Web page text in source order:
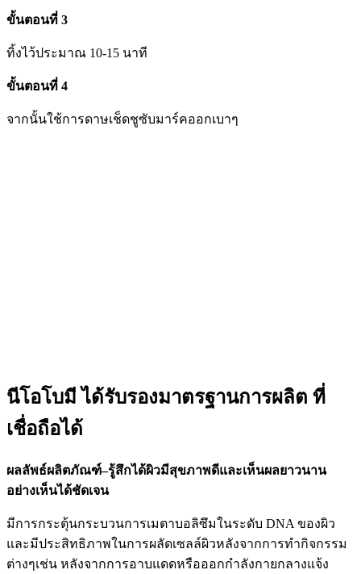
ขั้นตอนที่ 3
ทิ้งไว้ประมาณ 10-15 นาที
ขั้นตอนที่ 4
จากนั้นใช้การดาษเช็ดชูซับมาร์คออกเบาๆ
นีโอโบมี ได้รับรองมาตรฐานการผลิต ที่
เชื่อถือได้
ผลลัพธ์ผลิตภัณฑ์–รู้สึกได้ผิวมีสุขภาพดีและเห็นผลยาวนาน
อย่างเห็นได้ชัดเจน
มีการกระตุ้นกระบวนการเมตาบอลิซึมในระดับ DNA ของผิว
และมีประสิทธิภาพในการผลัดเซลล์ผิวหลังจากการทำกิจกรรม
ต่างๆเช่น หลังจากการอาบแดดหรือออกกำลังกายกลางแจ้ง